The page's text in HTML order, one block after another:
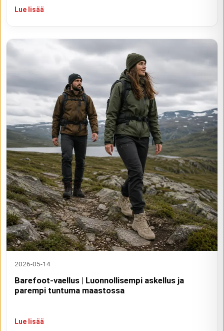
Lue lisää
2026-05-14
Barefoot-vaellus | Luonnollisempi askellus ja
parempi tuntuma maastossa
Lue lisää